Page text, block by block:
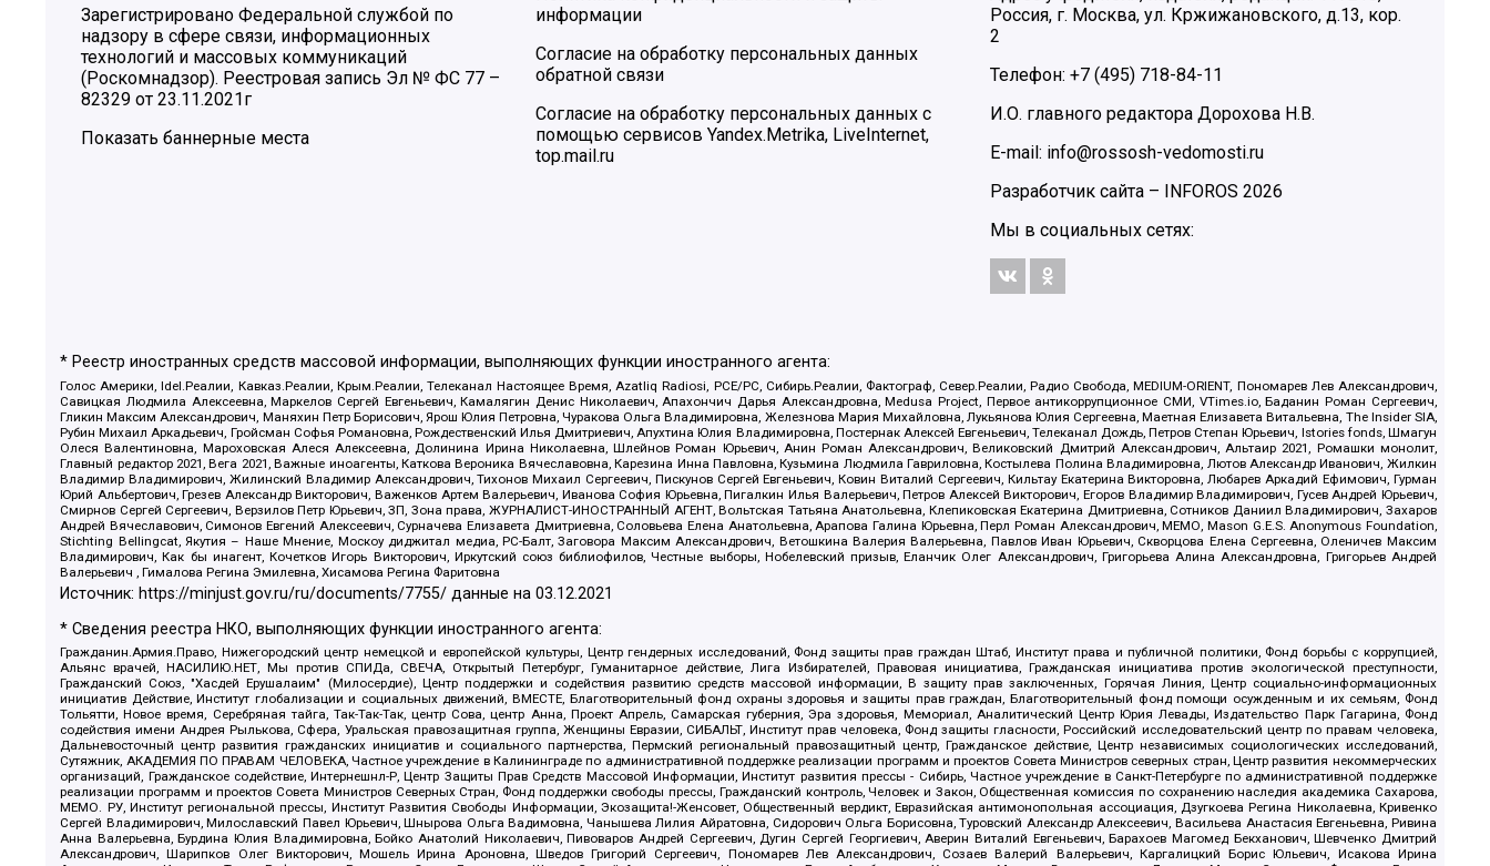
Зарегистрировано Федеральной службой по
надзору в сфере связи, информационных
технологий и массовых коммуникаций
(Роскомнадзор). Реестровая запись Эл № ФС 77 –
82329 от 23.11.2021г
Показать баннерные места
информации
Согласие на обработку персональных данных
обратной связи
Согласие на обработку персональных данных с
помощью сервисов Yandex.Metrika, LiveInternet,
top.mail.ru
Россия, г. Москва, ул. Кржижановского, д.13, кор.
2
Телефон: +7 (495) 718-84-11
И.О. главного редактора Дорохова Н.В.
E-mail: info@rossosh-vedomosti.ru
Разработчик сайта – INFOROS 2026
Мы в социальных сетях:
* Реестр иностранных средств массовой информации, выполняющих функции иностранного агента:
Голос Америки, Idel.Реалии, Кавказ.Реалии, Крым.Реалии, Телеканал Настоящее Время, Azatliq Radiosi, PCE/PC, Сибирь.Реалии, Фактограф, Север.Реалии, Радио Свобода, MEDIUM-ORIENT, Пономарев Лев Александрович,
Савицкая Людмила Алексеевна, Маркелов Сергей Евгеньевич, Камалягин Денис Николаевич, Апахончич Дарья Александровна, Medusa Project, Первое антикоррупционное СМИ, VTimes.io, Баданин Роман Сергеевич,
Гликин Максим Александрович, Маняхин Петр Борисович, Ярош Юлия Петровна, Чуракова Ольга Владимировна, Железнова Мария Михайловна, Лукьянова Юлия Сергеевна, Маетная Елизавета Витальевна, The Insider SIA,
Рубин Михаил Аркадьевич, Гройсман Софья Романовна, Рождественский Илья Дмитриевич, Апухтина Юлия Владимировна, Постернак Алексей Евгеньевич, Телеканал Дождь, Петров Степан Юрьевич, Istories fonds, Шмагун
Олеся Валентиновна, Мароховская Алеся Алексеевна, Долинина Ирина Николаевна, Шлейнов Роман Юрьевич, Анин Роман Александрович, Великовский Дмитрий Александрович, Альтаир 2021, Ромашки монолит,
Главный редактор 2021, Вега 2021, Важные иноагенты, Каткова Вероника Вячеславовна, Карезина Инна Павловна, Кузьмина Людмила Гавриловна, Костылева Полина Владимировна, Лютов Александр Иванович, Жилкин
Владимир Владимирович, Жилинский Владимир Александрович, Тихонов Михаил Сергеевич, Пискунов Сергей Евгеньевич, Ковин Виталий Сергеевич, Кильтау Екатерина Викторовна, Любарев Аркадий Ефимович, Гурман
Юрий Альбертович, Грезев Александр Викторович, Важенков Артем Валерьевич, Иванова София Юрьевна, Пигалкин Илья Валерьевич, Петров Алексей Викторович, Егоров Владимир Владимирович, Гусев Андрей Юрьевич,
Смирнов Сергей Сергеевич, Верзилов Петр Юрьевич, ЗП, Зона права, ЖУРНАЛИСТ-ИНОСТРАННЫЙ АГЕНТ, Вольтская Татьяна Анатольевна, Клепиковская Екатерина Дмитриевна, Сотников Даниил Владимирович, Захаров
Андрей Вячеславович, Симонов Евгений Алексеевич, Сурначева Елизавета Дмитриевна, Соловьева Елена Анатольевна, Арапова Галина Юрьевна, Перл Роман Александрович, МЕМО, Mason G.E.S. Anonymous Foundation,
Stichting Bellingcat, Якутия – Наше Мнение, Москоу диджитал медиа, РС-Балт, Заговора Максим Александрович, Ветошкина Валерия Валерьевна, Павлов Иван Юрьевич, Скворцова Елена Сергеевна, Оленичев Максим
Владимирович, Как бы инагент, Кочетков Игорь Викторович, Иркутский союз библиофилов, Честные выборы, Нобелевский призыв, Еланчик Олег Александрович, Григорьева Алина Александровна, Григорьев Андрей
Валерьевич , Гималова Регина Эмилевна, Хисамова Регина Фаритовна
Источник: https://minjust.gov.ru/ru/documents/7755/ данные на03.12.2021
* Сведения реестра НКО, выполняющих функции иностранного агента:
Гражданин.Армия.Право, Нижегородский центр немецкой и европейской культуры, Центр гендерных исследований, Фонд защиты прав граждан Штаб, Институт права и публичной политики, Фонд борьбы с коррупцией,
Альянс врачей, НАСИЛИЮ.НЕТ, Мы против СПИДа, СВЕЧА, Открытый Петербург, Гуманитарное действие, Лига Избирателей, Правовая инициатива, Гражданская инициатива против экологической преступности,
Гражданский Союз, "Хасдей Ерушалаим" (Милосердие), Центр поддержки и содействия развитию средств массовой информации, В защиту прав заключенных, Горячая Линия, Центр социально-информационных
инициатив Действие, Институт глобализации и социальных движений, ВМЕСТЕ, Благотворительный фонд охраны здоровья и защиты прав граждан, Благотворительный фонд помощи осужденным и их семьям, Фонд
Тольятти, Новое время, Серебряная тайга, Так-Так-Так, центр Сова, центр Анна, Проект Апрель, Самарская губерния, Эра здоровья, Мемориал, Аналитический Центр Юрия Левады, Издательство Парк Гагарина, Фонд
содействия имени Андрея Рылькова, Сфера, Уральская правозащитная группа, Женщины Евразии, СИБАЛЬТ, Институт прав человека, Фонд защиты гласности, Российский исследовательский центр по правам человека,
Дальневосточный центр развития гражданских инициатив и социального партнерства, Пермский региональный правозащитный центр, Гражданское действие, Центр независимых социологических исследований,
Сутяжник, АКАДЕМИЯ ПО ПРАВАМ ЧЕЛОВЕКА, Частное учреждение в Калининграде по административной поддержке реализации программ и проектов Совета Министров северных стран, Центр развития некоммерческих
организаций, Гражданское содействие, Интернешнл-Р, Центр Защиты Прав Средств Массовой Информации, Институт развития прессы - Сибирь, Частное учреждение в Санкт-Петербурге по административной поддержке
реализации программ и проектов Совета Министров Северных Стран, Фонд поддержки свободы прессы, Гражданский контроль, Человек и Закон, Общественная комиссия по сохранению наследия академика Сахарова,
МЕМО. РУ, Институт региональной прессы, Институт Развития Свободы Информации, Экозащита!-Женсовет, Общественный вердикт, Евразийская антимонопольная ассоциация, Дзугкоева Регина Николаевна, Кривенко
Сергей Владимирович, Милославский Павел Юрьевич, Шнырова Ольга Вадимовна, Чанышева Лилия Айратовна, Сидорович Ольга Борисовна, Туровский Александр Алексеевич, Васильева Анастасия Евгеньевна, Ривина
Анна Валерьевна, Бурдина Юлия Владимировна, Бойко Анатолий Николаевич, Пивоваров Андрей Сергеевич, Дугин Сергей Георгиевич, Аверин Виталий Евгеньевич, Барахоев Магомед Бекханович, Шевченко Дмитрий
Александрович, Шарипков Олег Викторович, Мошель Ирина Ароновна, Шведов Григорий Сергеевич, Пономарев Лев Александрович, Созаев Валерий Валерьевич, Каргалицкий Борис Юльевич, Исакова Ирина